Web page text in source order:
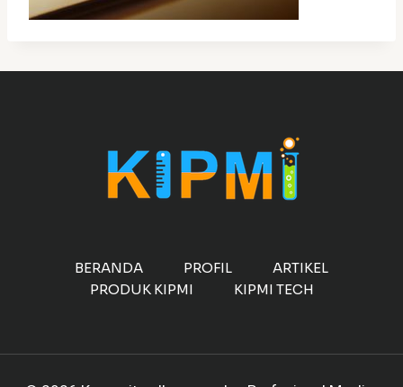
BERANDA PROFIL
ARTIKEL
PRODUK KIPMI
KIPMI TECH